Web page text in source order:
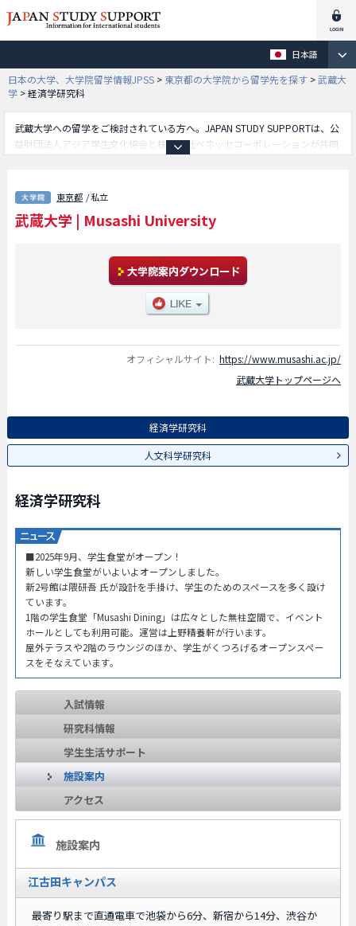
日本語
日本の大学、大学院留学情報JPSS > 東京都の大学院から留学先を探す >武蔵大
学 >経済学研究科
武蔵大学への留学をご検討されている方へ。JAPAN STUDY SUPPORTは、公
益財団法人アジア学生文化協会と株式会社ベネッセコーポレーションが共同
蔵大学に関する留学情報をお探しの方は是非ご利用下さい。その他、外国人
留学生募集をしている約1,300校の大学・大学院・短大・専門学校情報も掲
載しています。
東京都 / 私立
武蔵大学 | Musashi University
オフィシャルサイト: https://www.musashi.ac.jp/
武蔵大学トップページへ
経済学研究科
人文科学研究科
経済学研究科
■2025年9月、学生食堂がオープン！
新しい学生食堂がいよいよオープンしました。
新2号館は隈研吾 氏が設計を手掛け、学生のためのスペースを多く設け
ています。
1階の学生食堂「Musashi Dining」は広々とした無柱空間で、イベント
ホールとしても利用可能。運営は上野精養軒が行います。
屋外テラスや2階のラウンジのほか、学生がくつろげるオープンスペー
スをそなえています。
入試情報
研究科情報
学生生活サポート
施設案内
アクセス
施設案内
江古田キャンパス
最寄り駅まで直通電車で池袋から6分、新宿から14分、渋谷か